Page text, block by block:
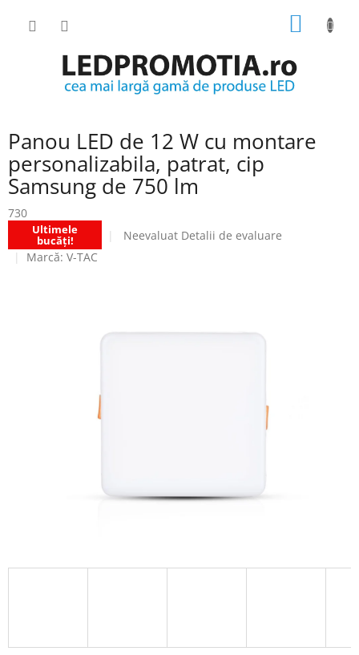
COŞ
Panou LED de 12 W cu montare
personalizabila, patrat, cip
Samsung de 750 lm
730
Ultimele
bucăți!
Evaluarea
Neevaluat Detalii de evaluare
Marcă: V-TAC